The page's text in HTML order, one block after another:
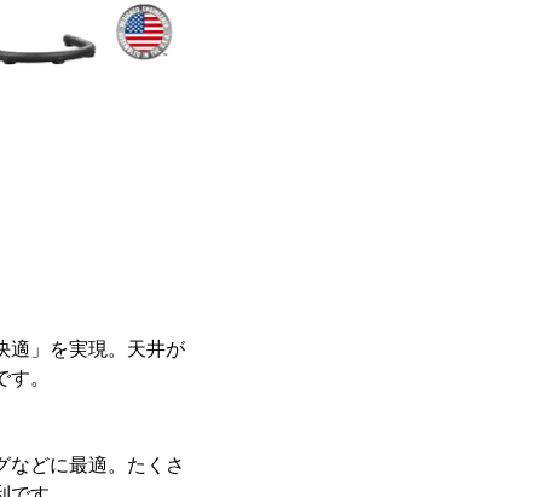
適」を実現。天井が
。
などに最適。たくさ